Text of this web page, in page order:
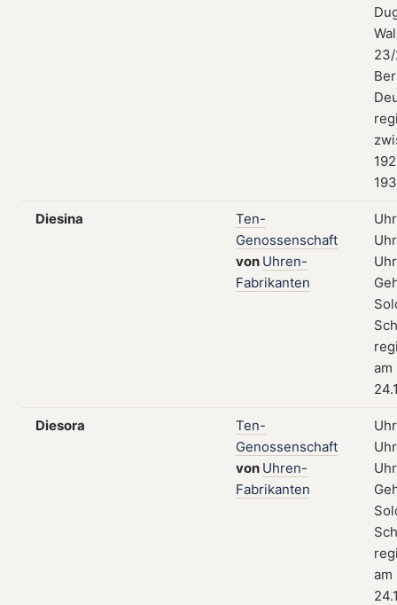
Diesina
Ten-
Genossenschaft
von Uhren-
Fabrikanten
am
Diesora
Ten-
Genossenschaft
von Uhren-
Fabrikanten
am